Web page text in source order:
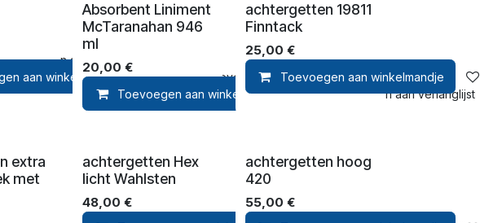
Toevoegen aan verlanglijst
aan winkelmandje Toevoegen aan verlanglijst
Absorbent Liniment
McTaranahan 946
ml
20,00 €
Toevoegen aan winkelmandje Toevoegen aan verlanglijst
achtergetten 19811
Finntack
25,00 €
Toevoegen aan winkelmandje
extra
met
achtergetten Hex
licht Wahlsten
48,00 €
achtergetten hoog
420
55,00 €